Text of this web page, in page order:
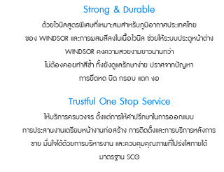
Strong & Durable
ด้วยไวนิลสูตรพิเศษที่เหมาะสมสำหรับภูมิอากาศประเทศไทย
ของ WINDSOR และการผสมสีลงในเนื้อไวนิล ช่วยให้ระบบประตูหน้าต่าง
WINDSOR คงความสวยงามยาวนานกว่า
ไม่ต้องคอยทำสีซ้ำ ทั้งยังดูแลรักษาง่าย ปราศจากปัญหา
การยืดหด บิด กรอบ แตก งอ
Trustful One Stop Service
ให้บริการครบวงจร ตั้งแต่การให้คำปรึกษาในการออกแบบ
การประสานงานเตรียมหน้างานก่อสร้าง การติดตั้งและการบริการหลังการ
ขาย มั่นใจได้ด้วยการบริหารงาน และควบคุมคุณภาพที่โปร่งใสภายใต้
มาตรฐาน SCG